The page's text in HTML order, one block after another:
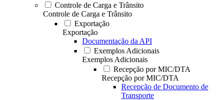
Controle de Carga e Trânsito
Controle de Carga e Trânsito
Exportação
Exportação
Documentação da API
Exemplos Adicionais
Exemplos Adicionais
Recepção por MIC/DTA
Recepção por MIC/DTA
Recepção de Documento de
Transporte